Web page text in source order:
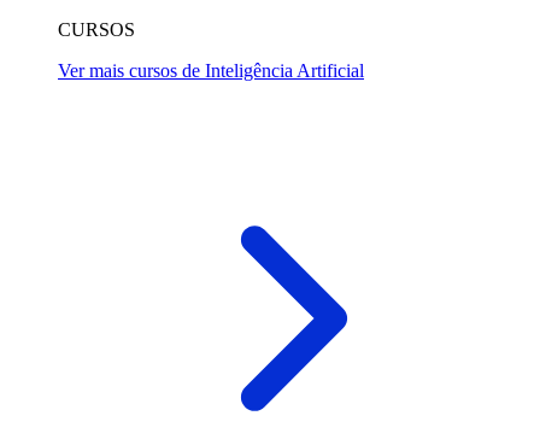
CURSOS
Ver mais cursos de Inteligência Artificial